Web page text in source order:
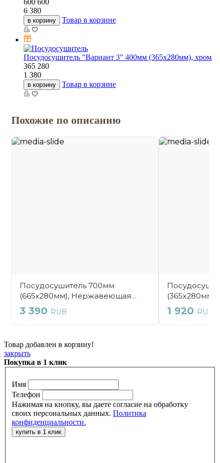
600 600
6 380
в корзину Товар в корзине
Посудосушитель "Вариант 3" 400мм (365х280мм), хром
365 280
1 380
в корзину Товар в корзине
Товар добавлен в корзину!
закрыть
Покупка в 1 клик
Имя
Телефон
Нажимая на кнопку, вы даете согласие на обработку
своих персональных данных. Политика
конфиденциальности.